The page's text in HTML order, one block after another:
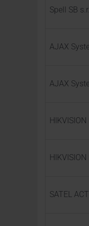
Spell SB
AJAX
AJAX
SATEL